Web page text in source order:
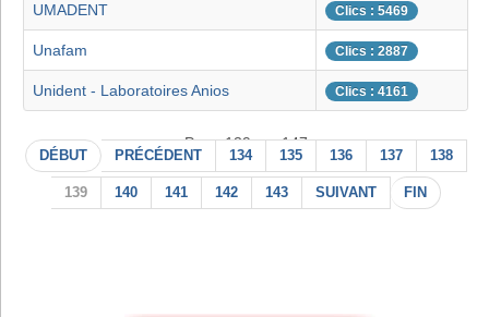
UMADENT Clics : 5469
Unafam Clics : 2887
Unident - Laboratoires Anios Clics : 4161
Page 139 sur 147
DÉBUT PRÉCÉDENT 134 135 136 137 138
139 140 141 142 143 SUIVANT FIN